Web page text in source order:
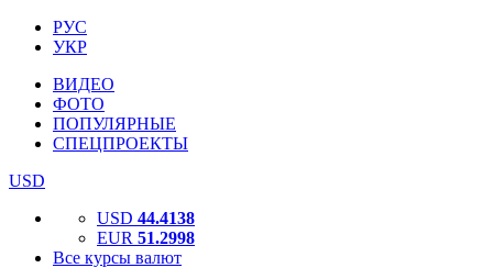
РУС
УКР
ВИДЕО
ФОТО
ПОПУЛЯРНЫЕ
СПЕЦПРОЕКТЫ
USD
USD 44.4138
EUR 51.2998
Все курсы валют